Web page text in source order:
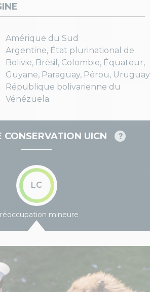
Amérique du Sud
Argentine, État plurinational de
Bolivie, Brésil, Colombie, Équateur,
Guyane, Paraguay, Pérou,
République bolivarienne du
Vénézuela.
CONSERVATION UICN
LC
mineure